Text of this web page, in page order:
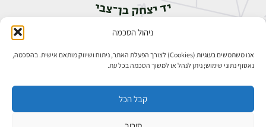
ניהול הסכמה
אנו משתמשים בעוגיות (Cookies) לצורך הפעלת האתר, ניתוח ושיווק מותאם אישית. בהסכמה,
נאסוף נתוני שימוש; ניתן לנהל או למשוך הסכמה בכל עת.
קבל הכל
אבן גבירול 14, רחביה, ירושלים